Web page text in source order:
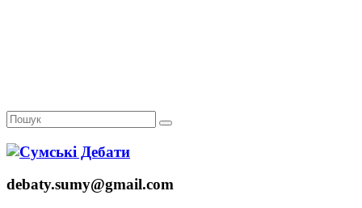
debaty.sumy@gmail.com